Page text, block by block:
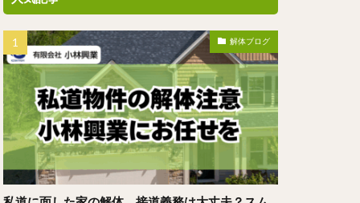
解体ブログ